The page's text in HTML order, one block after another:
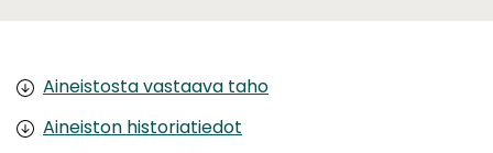
Aineistosta vastaava taho
Aineiston historiatiedot